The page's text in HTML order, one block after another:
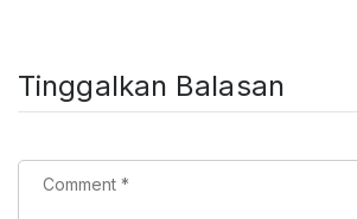
Tinggalkan Balasan